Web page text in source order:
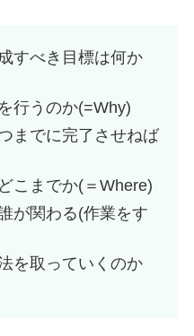
すべき目標は何か
行うのか(=Why)
までに完了させねば
こまでか(＝Where)
が関わる(作業をす
を取っていくのか